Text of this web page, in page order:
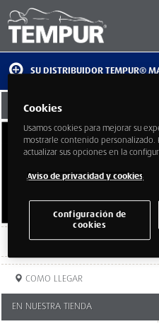
SU DISTRIBUIDOR TEMPUR®
BERENGUER ALCALÁ
TELEFONO: 914048326
COMO LLEGAR
EN NUESTRA TIENDA
Cookies
Usamos cookies para mejorar su
mostrarle contenido personalizado.
actualizar sus opciones en la
Aviso de privacidad y cookies
Configuración de
cookies